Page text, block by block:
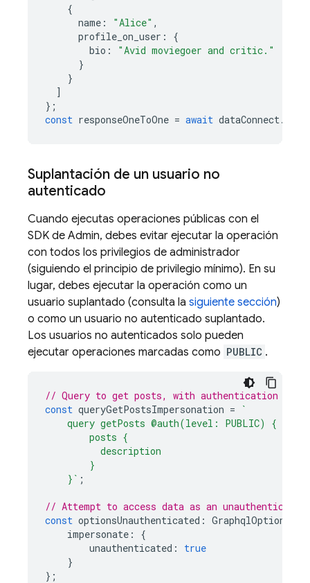
{
name : "Alice" ,
profile_on_user :
{
bio :
"Avid moviegoer and critic."
}
}
]
};
const responseOneToOne = await dataConnect.
Suplantación de un usuario no
autenticado
Cuando ejecutas operaciones públicas con el
SDK de Admin, debes evitar ejecutar la operación
con todos los privilegios de administrador
(siguiendo el principio de privilegio mínimo). En su
lugar, debes ejecutar la operación como un
usuario suplantado (consulta la siguiente sección)
o como un usuario no autenticado suplantado.
Los usuarios no autenticados solo pueden
ejecutar operaciones marcadas como PUBLIC .
// Query to get posts, with authentication level
const queryGetPostsImpersonation =
`
    query getPosts @auth(level: PUBLIC) {
        posts {
          description
        }
    }`
;
// Attempt to access data as an unauthenticated
const optionsUnauthenticated :
impersonate :
{
unauthenticated :
true
}
};